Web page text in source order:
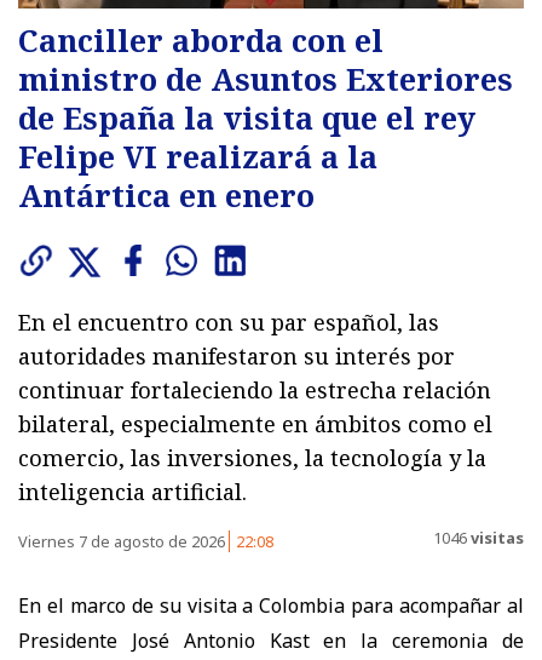
Canciller aborda con el
ministro de Asuntos Exteriores
de España la visita que el rey
Felipe VI realizará a la
Antártica en enero
En el encuentro con su par español, las
autoridades manifestaron su interés por
continuar fortaleciendo la estrecha relación
bilateral, especialmente en ámbitos como el
comercio, las inversiones, la tecnología y la
inteligencia artificial.
Viernes 7 de agosto de 2026 22:08 1046visitas
En el marco de su visita a Colombia para acompañar al
Presidente José Antonio Kast en la ceremonia de